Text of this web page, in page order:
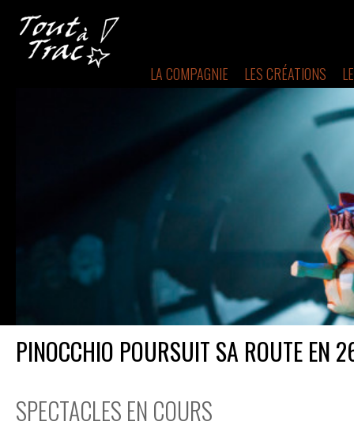
LA COMPAGNIE LES CRÉATIONS
PINOCCHIO POURSUIT SA ROUTE EN
SPECTACLES EN COURS